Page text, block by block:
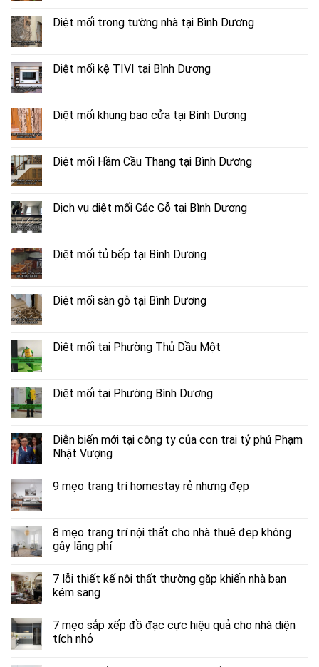
Diệt mối trong tường nhà tại Bình Dương
Diệt mối kệ TIVI tại Bình Dương
Diệt mối khung bao cửa tại Bình Dương
Diệt mối Hầm Cầu Thang tại Bình Dương
Dịch vụ diệt mối Gác Gỗ tại Bình Dương
Diệt mối tủ bếp tại Bình Dương
Diệt mối sàn gỗ tại Bình Dương
Diệt mối tại Phường Thủ Dầu Một
Diệt mối tại Phường Bình Dương
Diễn biến mới tại công ty của con trai tỷ phú Phạm
Nhật Vượng
9 mẹo trang trí homestay rẻ nhưng đẹp
8 mẹo trang trí nội thất cho nhà thuê đẹp không
gây lãng phí
7 lỗi thiết kế nội thất thường gặp khiến nhà bạn
kém sang
7 mẹo sắp xếp đồ đạc cực hiệu quả cho nhà diện
tích nhỏ